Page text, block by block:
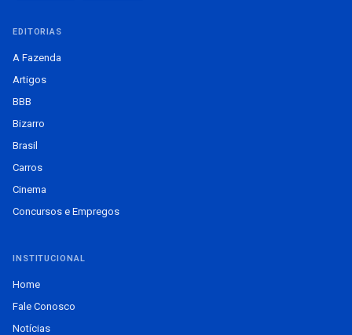
EDITORIAS
A Fazenda
Artigos
BBB
Bizarro
Brasil
Carros
Cinema
Concursos e Empregos
INSTITUCIONAL
Home
Fale Conosco
Notícias